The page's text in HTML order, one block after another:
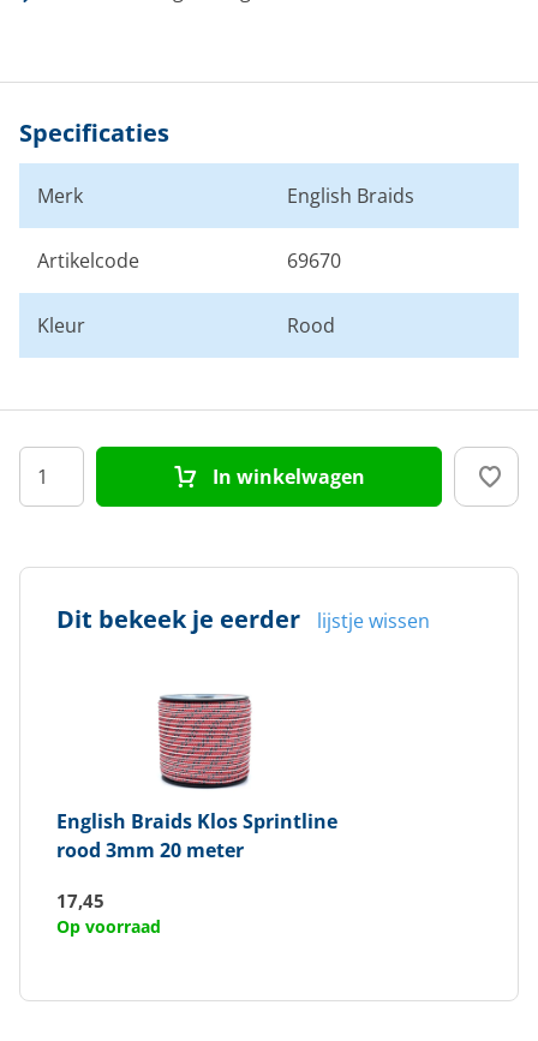
Specificaties
Merk English Braids
Artikelcode 69670
Kleur Rood
In winkelwagen
Dit bekeek je eerder lijstje wissen
English Braids Klos Sprintline
rood 3mm 20 meter
17,45
Op voorraad